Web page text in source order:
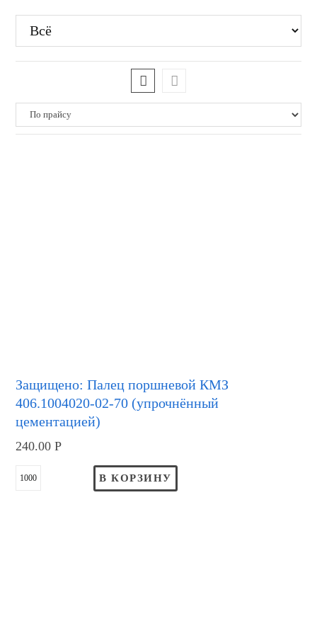
Защищено: Палец поршневой КМЗ
406.1004020-02-70 (упрочнённый
цементацией)
240.00Р
В КОРЗИНУ